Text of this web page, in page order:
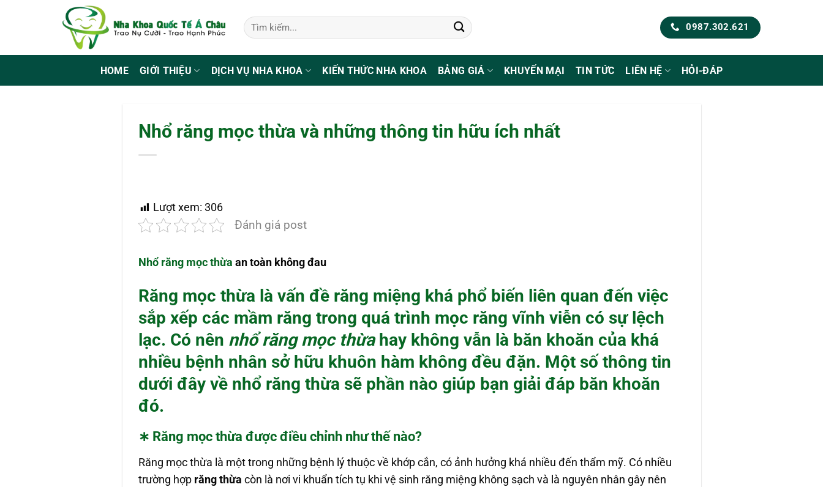
0987.302.621
HOME GIỚI THIỆU DỊCH VỤ NHA KHOA KIẾN THỨC NHA KHOA BẢNG GIÁ KHUYẾN MẠI TIN TỨC LIÊN HỆ HỎI-ĐÁP
Nhổ răng mọc thừa và những thông tin hữu ích nhất
Lượt xem: 306
Đánh giá post
Nhổ răng mọc thừa an toàn không đau
Răng mọc thừa là vấn đề răng miệng khá phổ biến liên quan đến việc
sắp xếp các mầm răng trong quá trình mọc răng vĩnh viễn có sự lệch
lạc. Có nên nhổ răng mọc thừahay không vẫn là băn khoăn của khá
nhiều bệnh nhân sở hữu khuôn hàm không đều đặn. Một số thông tin
dưới đây về nhổ răng thừa sẽ phần nào giúp bạn giải đáp băn khoăn
đó.
∗ Răng mọc thừa được điều chỉnh như thế nào?
Răng mọc thừa là một trong những bệnh lý thuộc về khớp cắn, có ảnh hưởng khá nhiều đến thẩm mỹ. Có nhiều
trường hợp răng thừa còn là nơi vi khuẩn tích tụ khi vệ sinh răng miệng không sạch và là nguyên nhân gây nên